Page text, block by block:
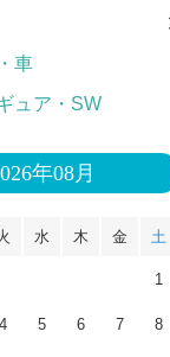
車
ュア・SW
年08月
水 木 金 土
1
4 5 6 7 8